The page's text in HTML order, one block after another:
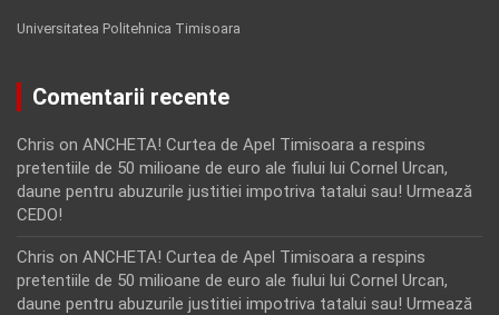
Universitatea Politehnica Timisoara
Comentarii recente
Chris on ANCHETA! Curtea de Apel Timisoara a respins
pretentiile de 50 milioane de euro ale fiului lui Cornel Urcan,
daune pentru abuzurile justitiei impotriva tatalui sau! Urmează
CEDO!
Chris on ANCHETA! Curtea de Apel Timisoara a respins
pretentiile de 50 milioane de euro ale fiului lui Cornel Urcan,
daune pentru abuzurile justitiei impotriva tatalui sau! Urmează